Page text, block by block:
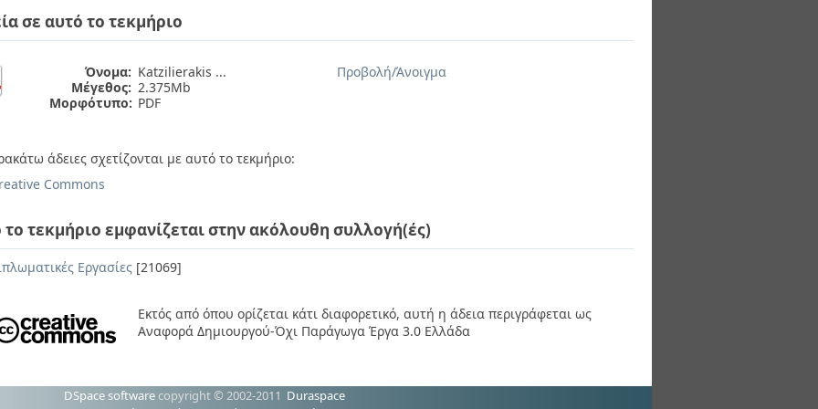
σε αυτό το τεκμήριο
Όνομα: Katzilierakis ...
Μέγεθος: 2.375Mb
Μορφότυπο: PDF
Προβολή/Άνοιγμα
άδειες σχετίζονται με αυτό το τεκμήριο:
Commons
το τεκμήριο εμφανίζεται στην ακόλουθη συλλογή(ές)
Εργασίες [21069]
Εκτός από όπου ορίζεται κάτι διαφορετικό, αυτή η άδεια περιγράφεται ως
Αναφορά Δημιουργού-Όχι Παράγωγα Έργα 3.0 Ελλάδα
DSpace software copyright © 2002-2011 Duraspace